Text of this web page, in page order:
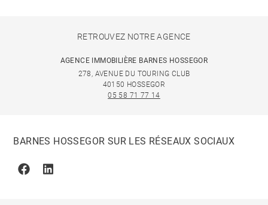
RETROUVEZ NOTRE AGENCE
AGENCE IMMOBILIÈRE BARNES HOSSEGOR
278, AVENUE DU TOURING CLUB
40150 HOSSEGOR
05 58 71 77 14
BARNES HOSSEGOR SUR LES RÉSEAUX SOCIAUX
FacebookLinkedin